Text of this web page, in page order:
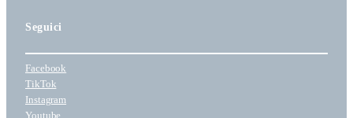
aSeguici
Facebook
TikTok
Instagram
Youtube